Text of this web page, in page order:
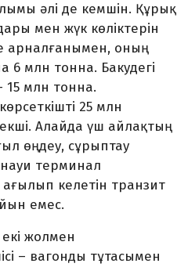
әлі де кемшін. Құрық
мен жүк көліктерін
арналғанымен, оның
6 млн тонна. Бакудегі
млн тонна.
25 млн
Алайда үш айлақтың
өңдеу, сұрыптау
терминал
келетін транзит
емес.
екі жолмен
– вагонды тұтасымен